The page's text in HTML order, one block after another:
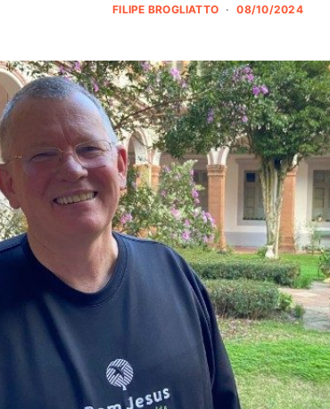
FILIPE BROGLIATTO 08/10/2024